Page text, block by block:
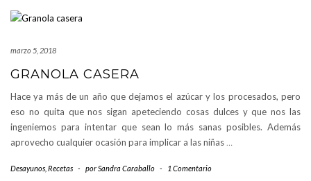
marzo 5, 2018
GRANOLA CASERA
Hace ya más de un año que dejamos el azúcar y los procesados, pero
eso no quita que nos sigan apeteciendo cosas dulces y que nos las
ingeniemos para intentar que sean lo más sanas posibles. Además
aprovecho cualquier ocasión para implicar a las niñas …
Desayunos Recetas - porSandra Caraballo - 1 Comentario